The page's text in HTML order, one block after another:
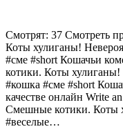
Смотрят: 37 Смотреть
Коты хулиганы!
#сме #short Кошачьи
котики. Коты
#кошка #сме #short
качестве онлайн Write
Смешные котики. Коты
#веселые…